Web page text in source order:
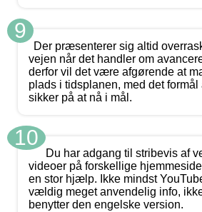
9
Der præsenterer sig altid
vejen når det handler om
derfor vil det være afgørende at
plads i tidsplanen, med det
sikker på at nå i mål.
10
Du har adgang til stribevis af
videoer på forskellige
en stor hjælp. Ikke mindst
vældig meget anvendelig info,
benytter den engelske version.